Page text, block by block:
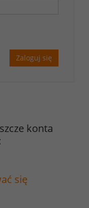
Zaloguj się
konta
się